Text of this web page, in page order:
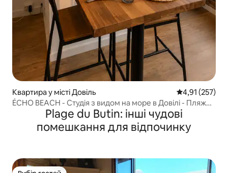
Квартира у місті Довіль Середня
4,91 (257)
ÉCHO BEACH - Студія з видом на море в Довілі - Пляж
Plage du Butin: інші чудові
помешкання для відпочинку